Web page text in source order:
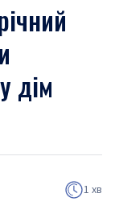
дім
1 хв